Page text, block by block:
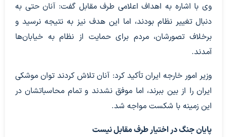
وی با اشاره به اهداف اعلامی طرف مقابل گفت: آنان حتی به
دنبال تغییر نظام بودند، اما این هدف نیز به نتیجه نرسید و
برخلاف تصورشان، مردم برای حمایت از نظام به خیابان‌ها
آمدند.
وزیر امور خارجه ایران تأکید کرد: آنان تلاش کردند توان موشکی
ایران را از بین ببرند، اما موفق نشدند و تمام محاسباتشان در
این زمینه با شکست مواجه شد.
پایان جنگ در اختیار طرف مقابل نیست